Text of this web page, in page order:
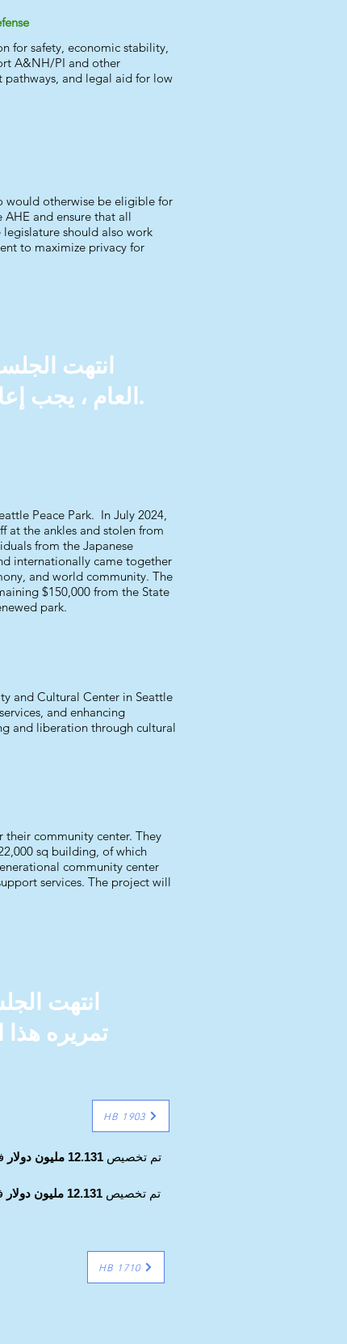
for safety, economic stability,
A&NH/PI and other
pathways, and legal aid for low
would otherwise be eligible for
and ensure that all
should also work
to maximize privacy for
العام ، يجب إعادة تقديمه في الدورة المقبلة (2023) وسيكون له أرقام جديدة.
Peace Park. In July 2024,
at the ankles and stolen from
from the Japanese
internationally came together
and world community. The
$150,000 from the State
park.
and Cultural Center in Seattle
and enhancing
and liberation through cultural
community center. They
sq building, of which
community center
services. The project will
HB 1903
تم تخصيص 12.131 مليون دولار
تم تخصيص 12.131 مليون دولار
HB 1710